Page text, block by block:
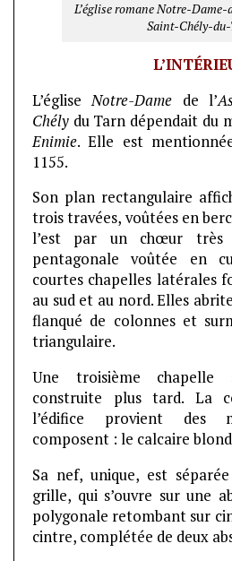
L’église romane Notre-Dame-
Saint-Chély-
L’égliseNotre-Dame de l’
Chély du Tarn dépendait du
Enimie. Elle est
1155.
Son plan rectangulaire
trois travées, voûtées en
l’est par un chœur très
pentagonale voûtée en
courtes chapelles latérales
au sud et au nord. Elles
flanqué de colonnes et
triangulaire.
Une troisième chapelle
construite plus tard. La
l’édifice provient des
composent : le calcaire
Sa nef, unique, est
grille, qui s’ouvre sur une
polygonale retombant sur
cintre, complétée de deux